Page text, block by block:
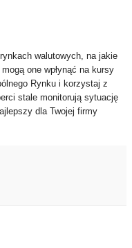
walutowych, na jakie
one wpłynąć na kursy
Rynku i korzystaj z
stale monitorują sytuację
dla Twojej firmy